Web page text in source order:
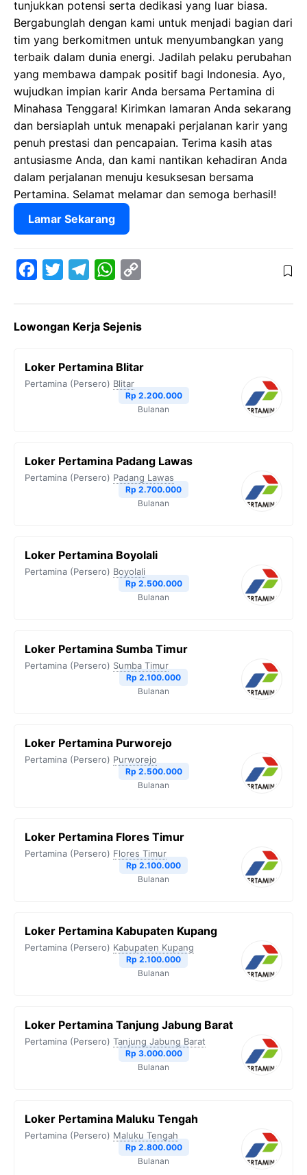
tunjukkan potensi serta dedikasi yang luar biasa.
Bergabunglah dengan kami untuk menjadi bagian dari
tim yang berkomitmen untuk menyumbangkan yang
terbaik dalam dunia energi. Jadilah pelaku perubahan
yang membawa dampak positif bagi Indonesia. Ayo,
wujudkan impian karir Anda bersama Pertamina di
Minahasa Tenggara! Kirimkan lamaran Anda sekarang
dan bersiaplah untuk menapaki perjalanan karir yang
penuh prestasi dan pencapaian. Terima kasih atas
antusiasme Anda, dan kami nantikan kehadiran Anda
dalam perjalanan menuju kesuksesan bersama
Pertamina. Selamat melamar dan semoga berhasil!
Lamar Sekarang
e
o
t
e
e
r
W
t
A
p
y
i
n
k
Lowongan Kerja Sejenis
Loker Pertamina Blitar
Pertamina (Persero) Blitar
Rp 2.200.000
Bulanan
Loker Pertamina Padang Lawas
Pertamina (Persero) Padang Lawas
Rp 2.700.000
Bulanan
Loker Pertamina Boyolali
Pertamina (Persero) Boyolali
Rp 2.500.000
Bulanan
Loker Pertamina Sumba Timur
Pertamina (Persero) Sumba Timur
Rp 2.100.000
Bulanan
Loker Pertamina Purworejo
Pertamina (Persero) Purworejo
Rp 2.500.000
Bulanan
Loker Pertamina Flores Timur
Pertamina (Persero) Flores Timur
Rp 2.100.000
Bulanan
Loker Pertamina Kabupaten Kupang
Pertamina (Persero) Kabupaten Kupang
Rp 2.100.000
Bulanan
Loker Pertamina Tanjung Jabung Barat
Pertamina (Persero) Tanjung Jabung Barat
Rp 3.000.000
Bulanan
Loker Pertamina Maluku Tengah
Pertamina (Persero) Maluku Tengah
Rp 2.800.000
Bulanan